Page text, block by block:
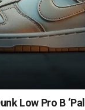
Low Pro B